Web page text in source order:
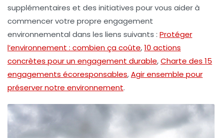
supplémentaires et des initiatives pour vous aider à
commencer votre propre engagement
environnemental dans les liens suivants : Protéger
l’environnement : combien ça coûte,10 actions
concrètes pour un engagement durable,Charte des 15
engagements écoresponsables,Agir ensemble pour
préserver notre environnement.